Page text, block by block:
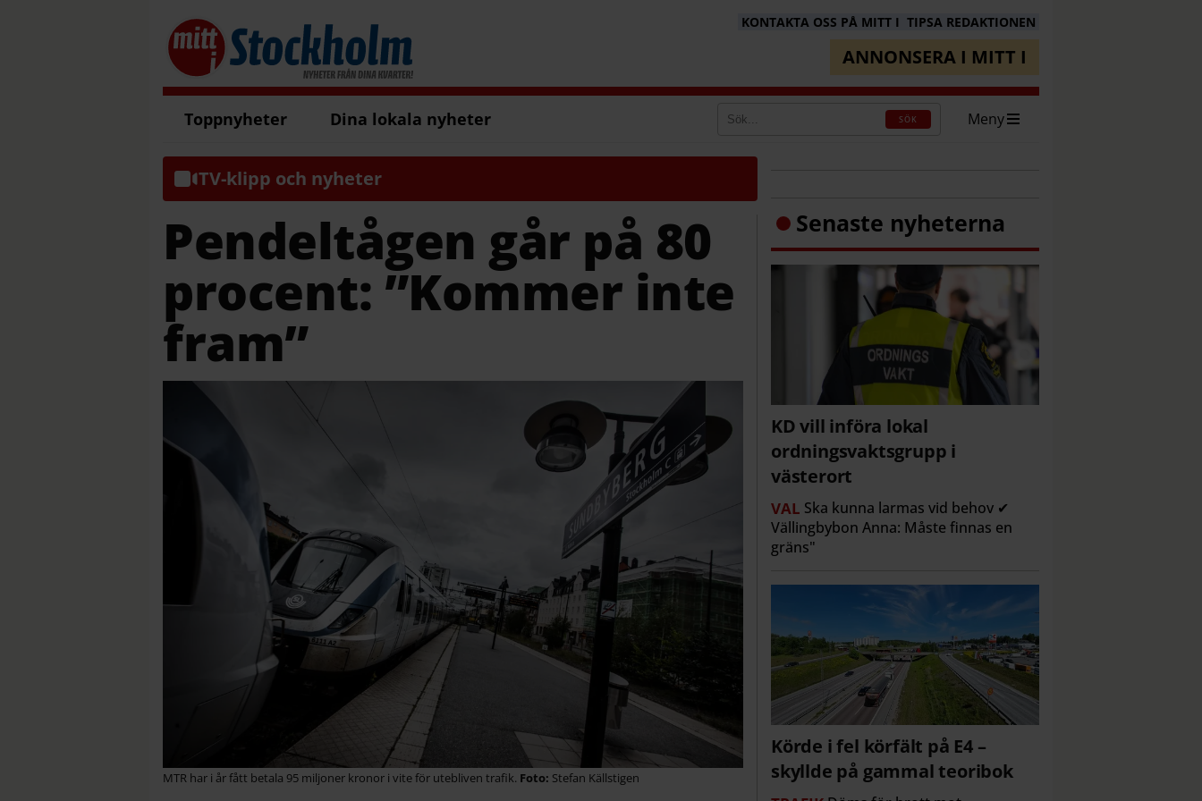
KONTAKTA OSS PÅ MITT I TIPSA REDAKTIONEN
ANNONSERA I MITT I
Toppnyheter Dina lokala nyheter SÖK Meny
TV-klipp och nyheter
Pendeltågen går på 80
procent: ”Kommer inte
fram”
MTR har i år fått betala 95 miljoner kronor i vite för utebliven trafik. Stefan Källstigen
Senaste nyheterna
KD vill införa lokal
ordningsvaktsgrupp i
västerort
VAL Ska kunna larmas vid behov ✔
Vällingbybon Anna: Måste finnas en
gräns"
Körde i fel körfält på E4 –
skyllde på gammal teoribok